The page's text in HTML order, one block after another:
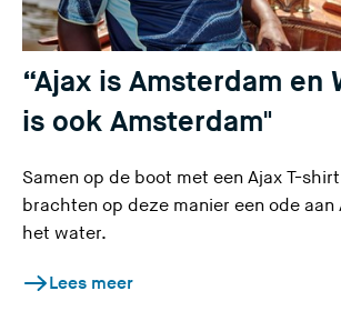
“Ajax is Amsterdam en
is ook Amsterdam"
Samen op de boot met een Ajax T-
brachten op deze manier een ode aan
het water.
Lees meer